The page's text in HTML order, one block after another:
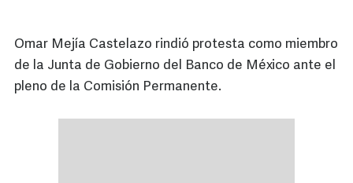
Omar Mejía Castelazo rindió protesta como miembro
de la Junta de Gobierno del Banco de México ante el
pleno de la Comisión Permanente.